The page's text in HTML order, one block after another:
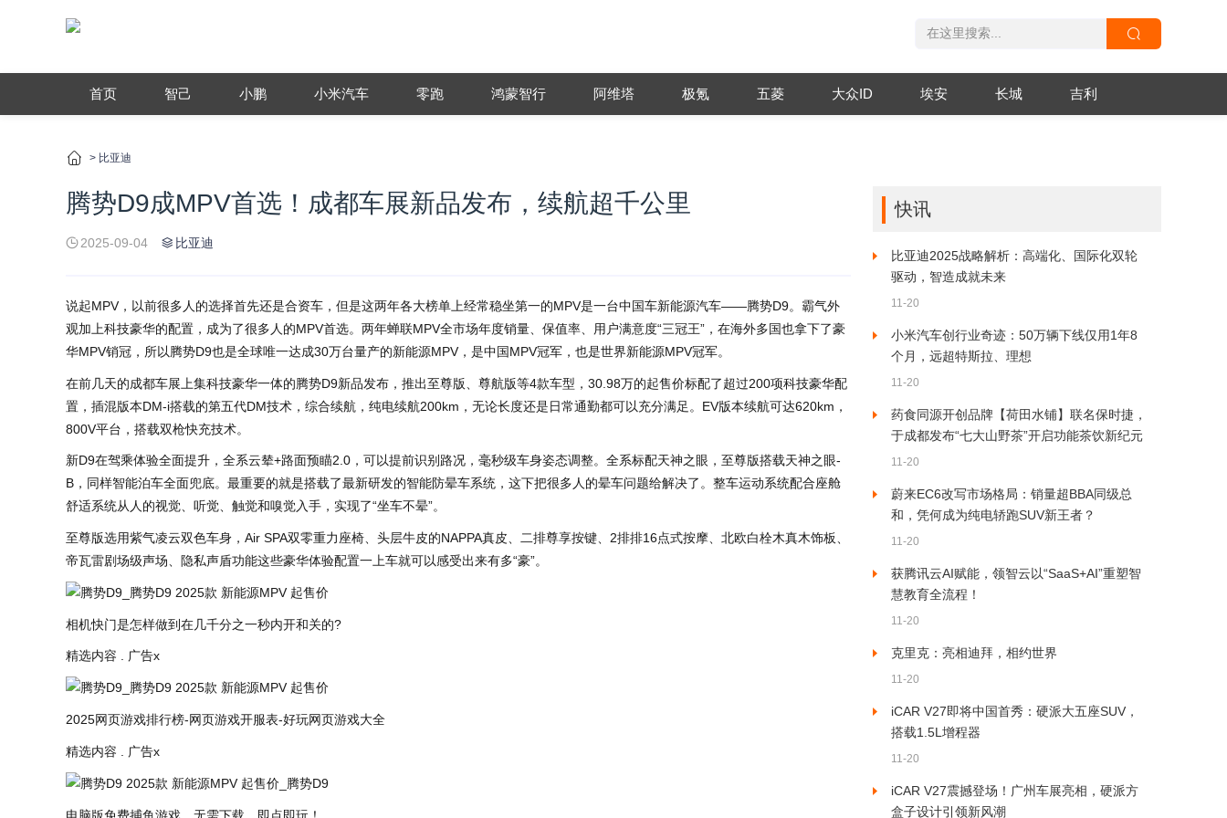
首页 智己 小鹏 小米汽车 零跑 鸿蒙智行 阿维塔 极氪 五菱 大众ID 埃安 长城 吉利
> 比亚迪
腾势D9成MPV首选！成都车展新品发布，续航超千公里
2025-09-04 比亚迪
说起MPV，以前很多人的选择首先还是合资车，但是这两年各大榜单上经常稳坐第一的MPV是一台中国车新能源汽车——腾势D9。霸气外
观加上科技豪华的配置，成为了很多人的MPV首选。两年蝉联MPV全市场年度销量、保值率、用户满意度“三冠王”，在海外多国也拿下了豪
华MPV销冠，所以腾势D9也是全球唯一达成30万台量产的新能源MPV，是中国MPV冠军，也是世界新能源MPV冠军。
在前几天的成都车展上集科技豪华一体的腾势D9新品发布，推出至尊版、尊航版等4款车型，30.98万的起售价标配了超过200项科技豪华配
置，插混版本DM-i搭载的第五代DM技术，综合续航，纯电续航200km，无论长度还是日常通勤都可以充分满足。EV版本续航可达620km，
800V平台，搭载双枪快充技术。
新D9在驾乘体验全面提升，全系云辇+路面预瞄2.0，可以提前识别路况，毫秒级车身姿态调整。全系标配天神之眼，至尊版搭载天神之眼-
B，同样智能泊车全面兜底。最重要的就是搭载了最新研发的智能防晕车系统，这下把很多人的晕车问题给解决了。整车运动系统配合座舱
舒适系统从人的视觉、听觉、触觉和嗅觉入手，实现了“坐车不晕”。
至尊版选用紫气凌云双色车身，Air SPA双零重力座椅、头层牛皮的NAPPA真皮、二排尊享按键、2排排16点式按摩、北欧白栓木真木饰板、
帝瓦雷剧场级声场、隐私声盾功能这些豪华体验配置一上车就可以感受出来有多“豪”。
相机快门是怎样做到在几千分之一秒内开和关的?
精选内容 . 广告x
2025网页游戏排行榜-网页游戏开服表-好玩网页游戏大全
精选内容 . 广告x
快讯
比亚迪2025战略解析：高端化、国际化双轮
驱动，智造成就未来
11-20
小米汽车创行业奇迹：50万辆下线仅用1年8
个月，远超特斯拉、理想
11-20
药食同源开创品牌【荷田水铺】联名保时捷，
于成都发布“七大山野茶”开启功能茶饮新纪元
11-20
蔚来EC6改写市场格局：销量超BBA同级总
和，凭何成为纯电轿跑SUV新王者？
11-20
获腾讯云AI赋能，领智云以“SaaS+AI”重塑智
慧教育全流程！
11-20
克里克：亮相迪拜，相约世界
11-20
iCAR V27即将中国首秀：硬派大五座SUV，
搭载1.5L增程器
11-20
iCAR V27震撼登场！广州车展亮相，硬派方
盒子设计引领新风潮